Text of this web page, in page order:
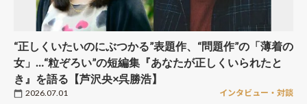
“正しくいたいのにぶつかる”表題作、“問題作”の「薄着の
女」…“粒ぞろい”の短編集『あなたが正しくいられたと
き』を語る【芦沢央×呉勝浩】
2026.07.01 インタビュー・対談